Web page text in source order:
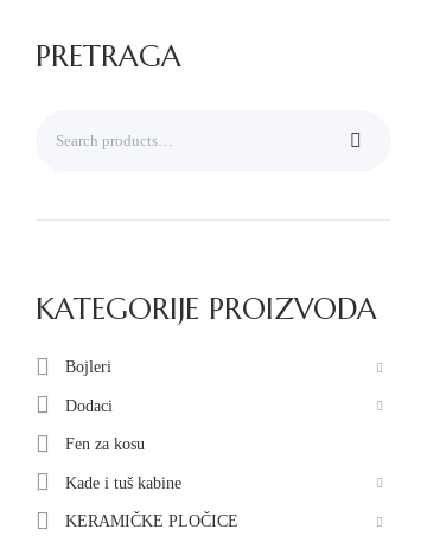
PRETRAGA
KATEGORIJE PROIZVODA
Bojleri
Dodaci
Fen za kosu
Kade i tuš kabine
KERAMIČKE PLOČICE